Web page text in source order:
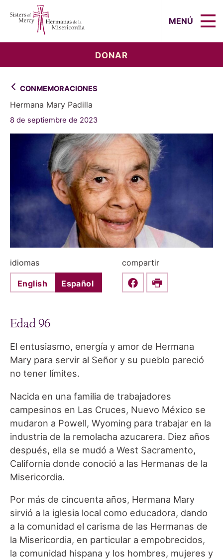
MENÚ
DONAR
CONMEMORACIONES
Hermana Mary Padilla
8 de septiembre de 2023
idiomas
English Español
compartir
Share this on Facebook
Print
Edad 96
El entusiasmo, energía y amor de Hermana
Mary para servir al Señor y su pueblo pareció
no tener límites.
Nacida en una familia de trabajadores
campesinos en Las Cruces, Nuevo México se
mudaron a Powell, Wyoming para trabajar en la
industria de la remolacha azucarera. Diez años
después, ella se mudó a West Sacramento,
California donde conoció a las Hermanas de la
Misericordia.
Por más de cincuenta años, Hermana Mary
sirvió a la iglesia local como educadora, dando
a la comunidad el carisma de las Hermanas de
la Misericordia, en particular a empobrecidos,
la comunidad hispana y los hombres, mujeres y